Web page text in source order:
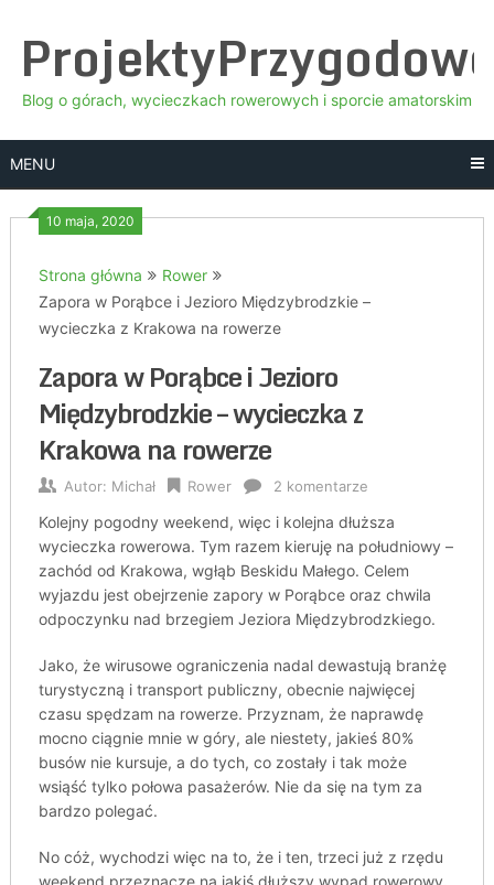
content
Blog o górach, wycieczkach rowerowych i sporcie amatorskim
MENU
10 maja, 2020
Strona główna
Rower
Zapora w Porąbce i Jezioro Międzybrodzkie –
wycieczka z Krakowa na rowerze
Zapora w Porąbce i Jezioro
Międzybrodzkie – wycieczka z
Krakowa na rowerze
Autor: Michał Rower 2 komentarze
Kolejny pogodny weekend, więc i kolejna dłuższa
wycieczka rowerowa. Tym razem kieruję na południowy –
zachód od Krakowa, wgłąb Beskidu Małego. Celem
wyjazdu jest obejrzenie zapory w Porąbce oraz chwila
odpoczynku nad brzegiem Jeziora Międzybrodzkiego.
Jako, że wirusowe ograniczenia nadal dewastują branżę
turystyczną i transport publiczny, obecnie najwięcej
czasu spędzam na rowerze. Przyznam, że naprawdę
mocno ciągnie mnie w góry, ale niestety, jakieś 80%
busów nie kursuje, a do tych, co zostały i tak może
wsiąść tylko połowa pasażerów. Nie da się na tym za
bardzo polegać.
No cóż, wychodzi więc na to, że i ten, trzeci już z rzędu
weekend przeznaczę na jakiś dłuższy wypad rowerowy.